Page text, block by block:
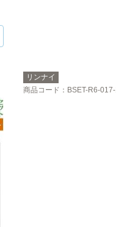
リンナイ
商品コード ：BSET-R6-